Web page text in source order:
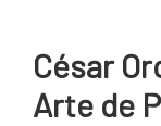
y
Superior
César
Arte de